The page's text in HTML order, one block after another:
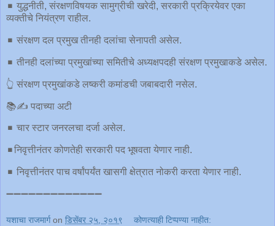
◾️ युद्धनीती, संरक्षणविषयक सामुग्रीची खरेदी, सरकारी प्रक्रियेवर एका
व्यक्तीचे नियंत्रण राहील.
◾️ संरक्षण दल प्रमुख तीनही दलांचा सेनापती असेल.
◾️ तीनही दलांच्या प्रमुखांच्या समितीचे अध्यक्षपदही संरक्षण प्रमुखाकडे असेल.
👆 संरक्षण प्रमुखांकडे लष्करी कमांडची जबाबदारी नसेल.
📚✍ पदाच्या अटी
◾️ चार स्टार जनरलचा दर्जा असेल.
◾️निवृत्तीनंतर कोणतेही सरकारी पद भूषवता येणार नाही.
◾️ निवृत्तीनंतर पाच वर्षांपर्यंत खासगी क्षेत्रात नोकरी करता येणार नाही.
➖➖➖➖➖➖➖➖➖➖➖➖➖
यशाचा राजमार्ग on डिसेंबर २५, २०१९ कोणत्याही टिप्पण्‍या नाहीत: